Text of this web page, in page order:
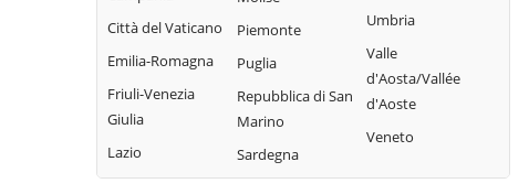
Città del Vaticano
Emilia-Romagna
Friuli-Venezia
Giulia
Lazio
Piemonte
Puglia
Repubblica di San
Marino
Sardegna
Umbria
Valle
d'Aosta/Vallée
d'Aoste
Veneto